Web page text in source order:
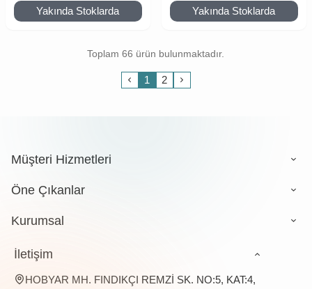
Yakında Stoklarda Yakında Stoklarda
Toplam 66 ürün bulunmaktadır.
1 2
Müşteri Hizmetleri
Öne Çıkanlar
Kurumsal
İletişim
HOBYAR MH. FINDIKÇI REMZİ SK. NO:5, KAT:4,